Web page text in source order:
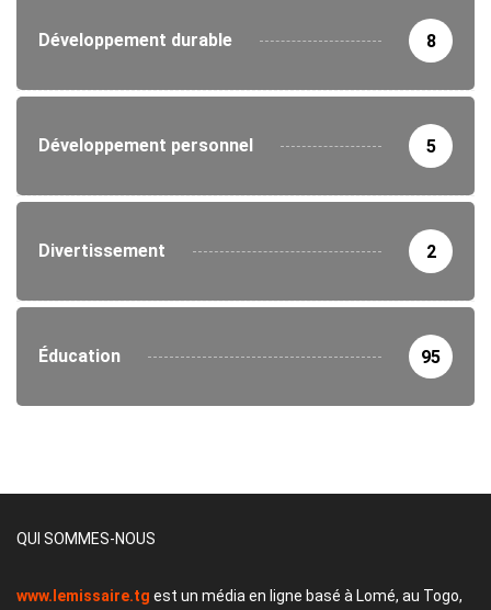
Développement durable 8
Développement personnel 5
Divertissement 2
Éducation 95
QUI SOMMES-NOUS
www.lemissaire.tg est un média en ligne basé à Lomé, au Togo,